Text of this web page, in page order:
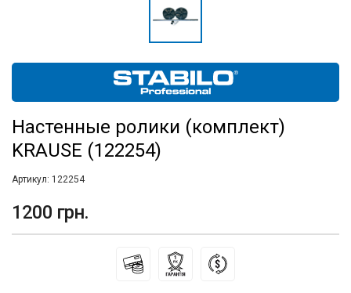
Настенные ролики (комплект)
KRAUSE (122254)
Артикул: 122254
1200 грн.